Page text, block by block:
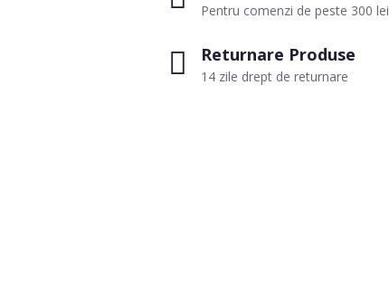
Pentru comenzi de peste 300 lei
Returnare Produse
14 zile drept de returnare